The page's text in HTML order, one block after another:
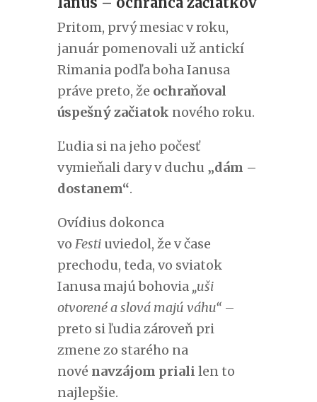
Pritom, prvý mesiac v roku,
január pomenovali už antickí
Rimania podľa boha Ianusa
práve preto, že ochraňoval
úspešný začiatok nového roku.
Ľudia si na jeho počesť
vymieňali dary v duchu „dám –
dostanem“.
Ovídius dokonca
vo Festi uviedol, že v čase
prechodu, teda, vo sviatok
Ianusa majú bohovia „uši
otvorené a slová majú váhu“–
preto si ľudia zároveň pri
zmene zo starého na
nové navzájom priali len to
najlepšie.